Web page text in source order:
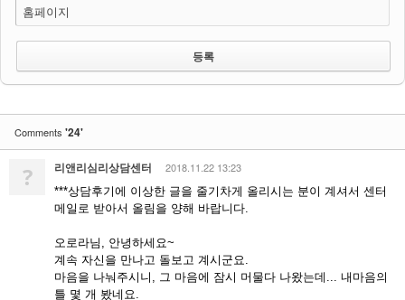
홈페이지
Comments '24'
? 리앤리심리상담센터 2018.11.22 13:23
***상담후기에 이상한 글을 줄기차게 올리시는 분이 계셔서 센터
메일로 받아서 올림을 양해 바랍니다.
오로라님, 안녕하세요~
계속 자신을 만나고 돌보고 계시군요.
마음을 나눠주시니, 그 마음에 잠시 머물다 나왔는데... 내마음의
틀 몇 개 봤네요.